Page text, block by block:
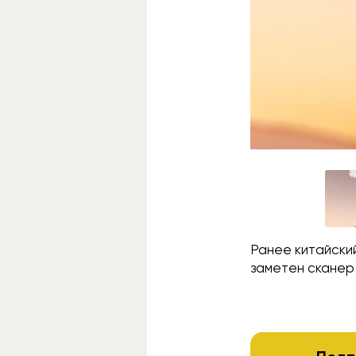
Ранее
заметен